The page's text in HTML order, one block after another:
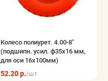
Колесо полиурет. 4.00-8"
(подшипн. усил. ф35x16 мм,
для оси 16x100мм)
52.20 р./шт